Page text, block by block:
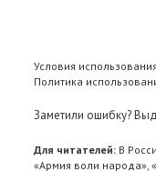
Условия
Политика
Заметили ошибку?
Для читателей: В
«Армия воли народа»,